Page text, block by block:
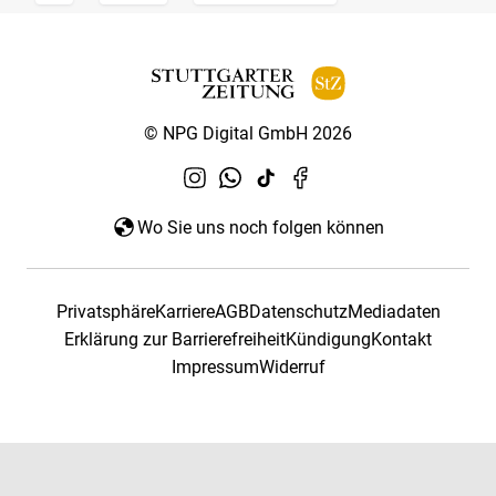
© NPG Digital GmbH 2026
Wo Sie uns noch folgen können
PrivatsphäreKarriereAGBDatenschutzMediadaten
Erklärung zur BarrierefreiheitKündigungKontakt
ImpressumWiderruf